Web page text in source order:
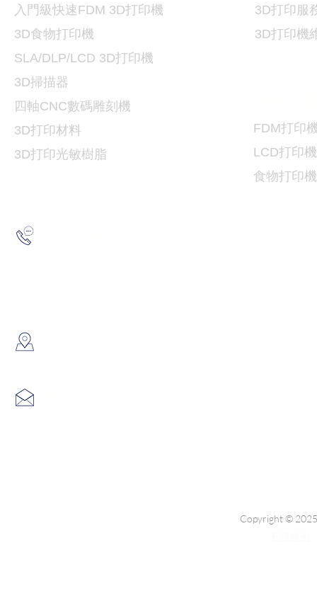
入門級快速FDM 3D打印機
3D食物打印機
SLA/DLP/LCD 3D打印機
3D掃描器
​四軸CNC數碼雕刻機
3D打印材料
3D打印光敏樹脂
3D打印服
3D打印機
FDM打印
LCD打印
食物打印
Copyright © 2025